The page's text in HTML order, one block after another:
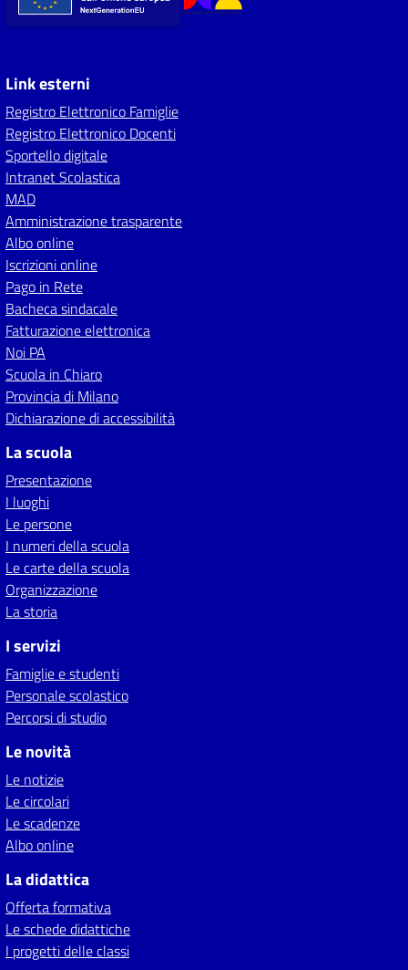
Link esterni
Registro Elettronico Famiglie
Registro Elettronico Docenti
Sportello digitale
Intranet Scolastica
MAD
Amministrazione trasparente
Albo online
Iscrizioni online
Pago in Rete
Bacheca sindacale
Fatturazione elettronica
Noi PA
Scuola in Chiaro
Provincia di Milano
Dichiarazione di accessibilità
La scuola
Presentazione
I luoghi
Le persone
I numeri della scuola
Le carte della scuola
Organizzazione
La storia
I servizi
Famiglie e studenti
Personale scolastico
Percorsi di studio
Le novità
Le notizie
Le circolari
Le scadenze
Albo online
La didattica
Offerta formativa
Le schede didattiche
I progetti delle classi